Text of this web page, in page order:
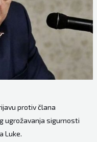
protiv člana
ugrožavanja sigurnosti
Luke.